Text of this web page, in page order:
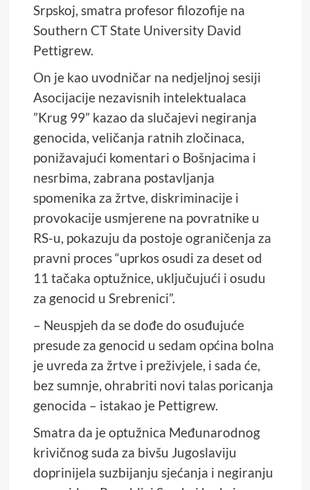
Srpskoj, smatra profesor filozofije na
Southern CT State University David
Pettigrew.
On je kao uvodničar na nedjeljnoj sesiji
Asocijacije nezavisnih intelektualaca
”Krug 99” kazao da slučajevi negiranja
genocida, veličanja ratnih zločinaca,
ponižavajući komentari o Bošnjacima i
nesrbima, zabrana postavljanja
spomenika za žrtve, diskriminacije i
provokacije usmjerene na povratnike u
RS-u, pokazuju da postoje ograničenja za
pravni proces “uprkos osudi za deset od
11 tačaka optužnice, uključujući i osudu
za genocid u Srebrenici”.
– Neuspjeh da se dođe do osuđujuće
presude za genocid u sedam općina bolna
je uvreda za žrtve i preživjele, i sada će,
bez sumnje, ohrabriti novi talas poricanja
genocida – istakao je Pettigrew.
Smatra da je optužnica Međunarodnog
krivičnog suda za bivšu Jugoslaviju
doprinijela suzbijanju sjećanja i negiranju